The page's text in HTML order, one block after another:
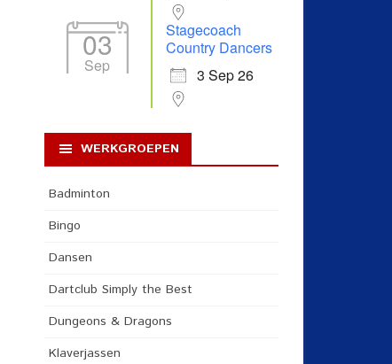
03
Sep
Stagecoach
Country Dancers
3 Sep 26
WERKGROEPEN
Badminton
Bingo
Dansen
Dartclub Simply the Best
Dungeons & Dragons
Klaverjassen